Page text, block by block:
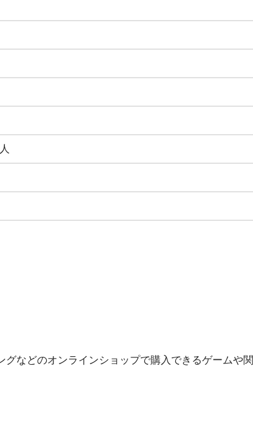
グなどのオンラインショップで購入できるゲームや関